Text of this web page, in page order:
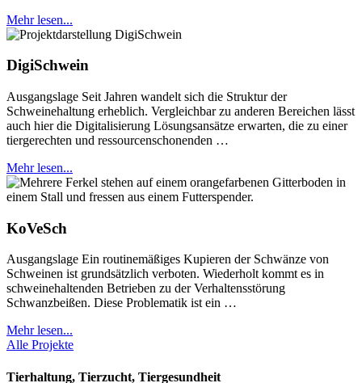
Mehr lesen...
DigiSchwein
Ausgangslage Seit Jahren wandelt sich die Struktur der
Schweinehaltung erheblich. Vergleichbar zu anderen Bereichen lässt
auch hier die Digitalisierung Lösungsansätze erwarten, die zu einer
tiergerechten und ressourcenschonenden …
Mehr lesen...
KoVeSch
Ausgangslage Ein routinemäßiges Kupieren der Schwänze von
Schweinen ist grundsätzlich verboten. Wiederholt kommt es in
schweinehaltenden Betrieben zu der Verhaltensstörung
Schwanzbeißen. Diese Problematik ist ein …
Mehr lesen...
Alle Projekte
Tierhaltung, Tierzucht, Tiergesundheit